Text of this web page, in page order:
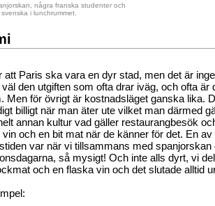
några franska studenter och
i lunchrummet.
att Paris ska vara en dyr stad, men det är
väl den utgiften som ofta drar iväg, och ofta är
Men för övrigt är kostnadsläget ganska lika.
billigt när man äter ute vilket man därmed
annan kultur vad gäller restaurangbesök
vin och en bit mat när de känner för det. En
var när vi tillsammans med
så mysigt! Och inte alls dyrt, vi
och en flaska vin och det slutade alltid